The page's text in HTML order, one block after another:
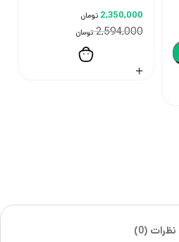
2,594,000 تومان
2,350,000 تومان
نظرات (0)